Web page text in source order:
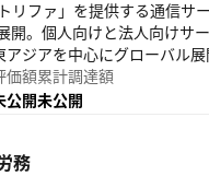
リファ」を提供する通信サ
開。個人向けと法人向けサ
ジアを中心にグローバル展
価額
公開
累計調達額
未公開
務